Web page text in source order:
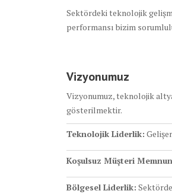
Sektördeki teknolojik
performansı bizim
Vizyonumuz
Vizyonumuz, teknolojik
gösterilmektir.
Teknolojik Liderlik:
Koşulsuz Müşteri
Bölgesel Liderlik: